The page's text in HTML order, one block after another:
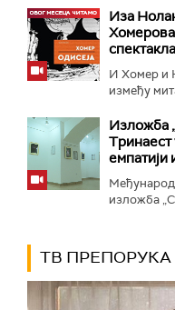
Иза
Хомерова
спектакла
И Хомер и
између
Изложба
Тринаест
емпатији
изложба
ТВ ПРЕПОРУКА